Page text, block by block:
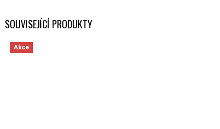
SOUVISEJÍCÍ PRODUKTY
Akce